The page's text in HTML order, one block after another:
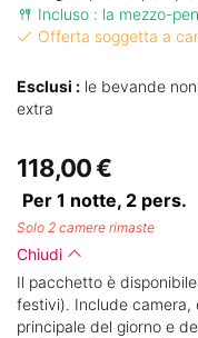
Incluso : la mezzo-
Offerta soggetta a
Esclusi : le bevande
extra
118,00 €
Per 1 notte, 2 pers.
Solo 2 camere rimaste
Chiudi
Il pacchetto è
festivi). Include camera,
principale del giorno e